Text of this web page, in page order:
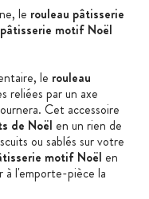
le rouleau pâtisserie
motif Noël
le rouleau
reliées par un axe
Cet accessoire
de Noël en un rien de
ou sablés sur votre
motif Noël en
à l'emporte-pièce la